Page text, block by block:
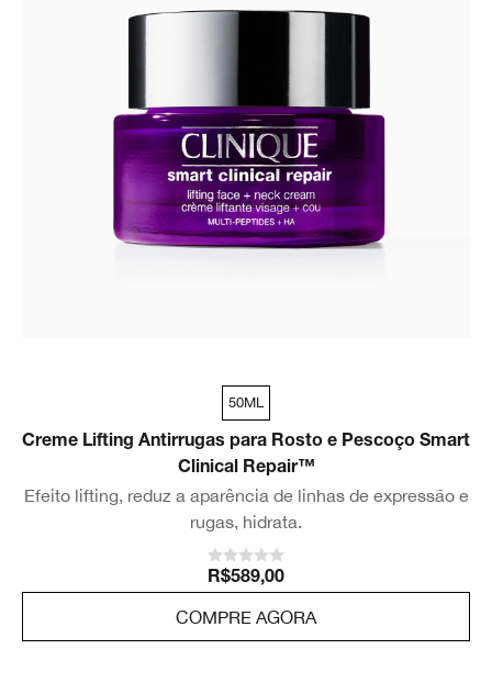
50ML
Creme Lifting Antirrugas para Rosto e Pescoço Smart
Clinical Repair™
Efeito lifting, reduz a aparência de linhas de expressão e
rugas, hidrata.
R$589,00
COMPRE AGORA